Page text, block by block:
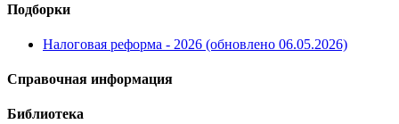
Подборки
Налоговая реформа - 2026 (обновлено 06.05.2026)
Справочная информация
Библиотека